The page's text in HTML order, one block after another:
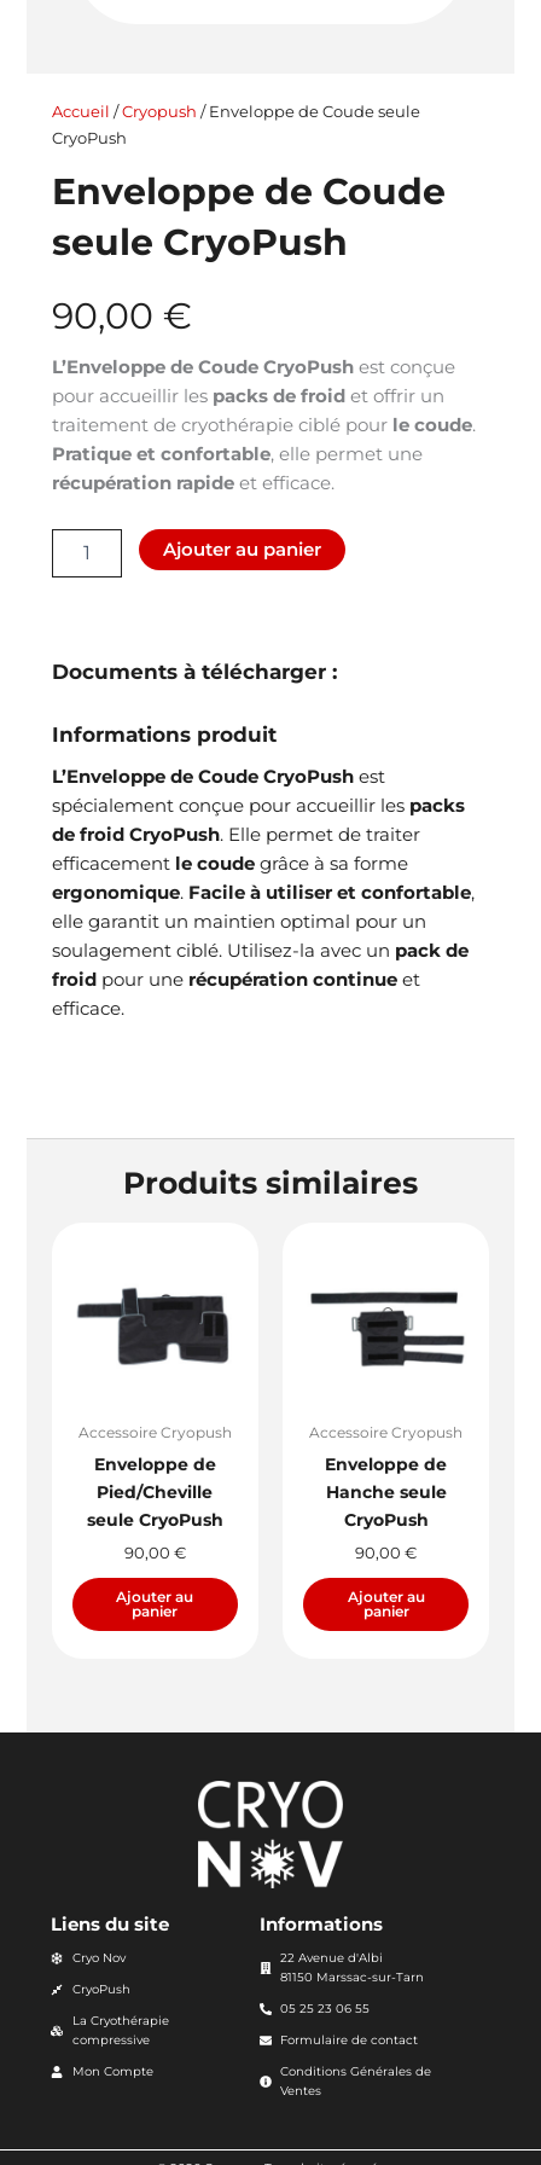
Accueil /Cryopush / Enveloppe de Coude seule
CryoPush
Enveloppe de Coude
seule CryoPush
90,00 €
L’Enveloppe de Coude CryoPushest conçue
pour accueillir les packs de froidet offrir un
traitement de cryothérapie ciblé pour le coude.
Pratique et confortable, elle permet une
récupération rapideet efficace.
quantité
seule
CryoPush
Ajouter au panier
Documents à télécharger :
Informations produit
L’Enveloppe de Coude CryoPushest
spécialement conçue pour accueillir les packs
de froid CryoPush. Elle permet de traiter
efficacement le coudegrâce à sa forme
ergonomique. Facile à utiliser et confortable,
elle garantit un maintien optimal pour un
soulagement ciblé. Utilisez-la avec un pack de
froidpour une récupération continueet
efficace.
Produits similaires
Accessoire Cryopush
Enveloppe de
Pied/Cheville
seule CryoPush
90,00 €
Ajouter au
panier
Accessoire Cryopush
Enveloppe de
Hanche seule
CryoPush
90,00€
Ajouter au
panier
Liens du site
Cryo Nov
CryoPush
La Cryothérapie
compressive
Mon Compte
Informations
22 Avenue d'Albi
81150 Marssac-sur-Tarn
05 25 23 06 55
Formulaire de contact
Conditions Générales de
Ventes